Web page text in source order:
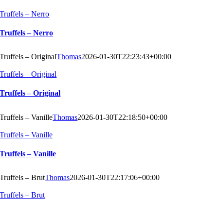
Truffels – Nerro
Truffels – Nerro
Truffels – OriginalThomas2026-01-30T22:23:43+00:00
Truffels – Original
Truffels – Original
Truffels – VanilleThomas2026-01-30T22:18:50+00:00
Truffels – Vanille
Truffels – Vanille
Truffels – BrutThomas2026-01-30T22:17:06+00:00
Truffels – Brut